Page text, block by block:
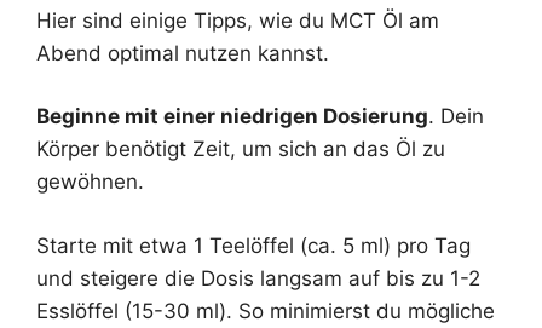
Hier sind einige Tipps, wie du MCT Öl am
Abend optimal nutzen kannst.
Beginne mit einer niedrigen Dosierung. Dein
Körper benötigt Zeit, um sich an das Öl zu
gewöhnen.
Starte mit etwa 1 Teelöffel (ca. 5 ml) pro Tag
und steigere die Dosis langsam auf bis zu 1-2
Esslöffel (15-30 ml). So minimierst du mögliche